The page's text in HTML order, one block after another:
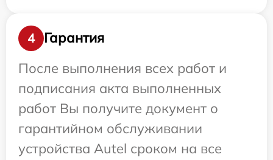
4
Гарантия
После выполнения всех работ и
подписания акта выполненных
работ Вы получите документ о
гарантийном обслуживании
устройства Autel сроком на все